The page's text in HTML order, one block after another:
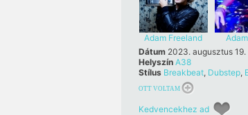
Adam Freeland
Dátum 2023. augusztus 19.
Helyszín A38
Stílus Breakbeat, Dubstep,
OTT VOLTAM
Kedvencekhez ad